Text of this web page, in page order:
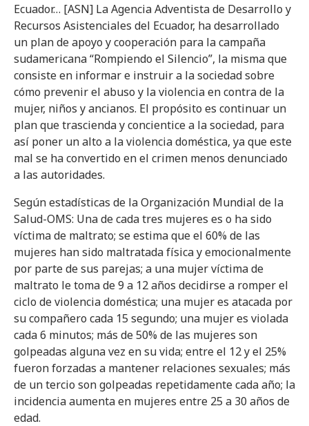
Ecuador… [ASN] La Agencia Adventista de Desarrollo y
Recursos Asistenciales del Ecuador, ha desarrollado
un plan de apoyo y cooperación para la campaña
sudamericana “Rompiendo el Silencio”, la misma que
consiste en informar e instruir a la sociedad sobre
cómo prevenir el abuso y la violencia en contra de la
mujer, niños y ancianos. El propósito es continuar un
plan que trascienda y concientice a la sociedad, para
así poner un alto a la violencia doméstica, ya que este
mal se ha convertido en el crimen menos denunciado
a las autoridades.
Según estadísticas de la Organización Mundial de la
Salud-OMS: Una de cada tres mujeres es o ha sido
víctima de maltrato; se estima que el 60% de las
mujeres han sido maltratada física y emocionalmente
por parte de sus parejas; a una mujer víctima de
maltrato le toma de 9 a 12 años decidirse a romper el
ciclo de violencia doméstica; una mujer es atacada por
su compañero cada 15 segundo; una mujer es violada
cada 6 minutos; más de 50% de las mujeres son
golpeadas alguna vez en su vida; entre el 12 y el 25%
fueron forzadas a mantener relaciones sexuales; más
de un tercio son golpeadas repetidamente cada año; la
incidencia aumenta en mujeres entre 25 a 30 años de
edad.